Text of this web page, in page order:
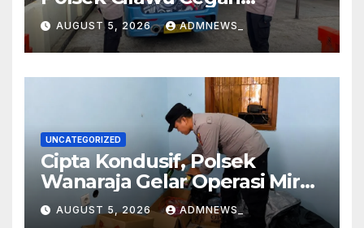
Kecelakaan di Jalan Raya
Garut–Tasikmalaya
AUGUST 5, 2026 ADMNEWS_
UNCATEGORIZED
Cipta Kondusif, Polsek
Wanaraja Gelar Operasi Miras
di Wilayah Hukumnya
AUGUST 5, 2026 ADMNEWS_